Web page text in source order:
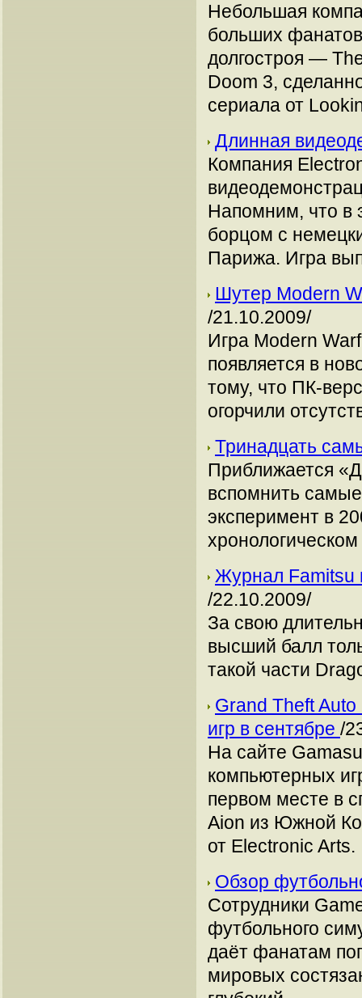
Небольшая
больших
долгостроя —
Doom 3,
сериала от
Длинная
Компания
Напомним, что в
борцом с
Парижа. Игра
Шутер Modern
/21.10.2009/
Игра Modern
появляется в
тому, что ПК-
огорчили
Тринадцать
Приближается
вспомнить
эксперимент в
Журнал Famitsu
/22.10.2009/
За свою
высший балл
такой части
Grand Theft
игр в сентябре /
На сайте
компьютерных
первом месте в
Aion из Южной
от Electronic Arts.
Обзор
Сотрудники
футбольного
даёт фанатам
мировых